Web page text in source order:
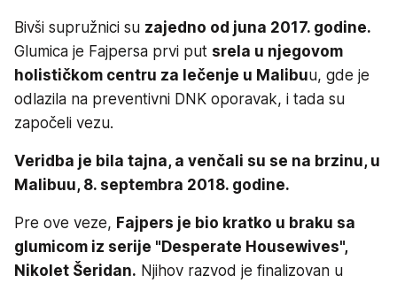
Bivši supružnici su zajedno od juna 2017. godine.
Glumica je Fajpersa prvi put srela u njegovom
holističkom centru za lečenje u Malibuu, gde je
odlazila na preventivni DNK oporavak, i tada su
započeli vezu.
Veridba je bila tajna, a venčali su se na brzinu, u
Malibuu, 8. septembra 2018. godine.
Pre ove veze, Fajpers je bio kratko u braku sa
glumicom iz serije "Desperate Housewives",
Nikolet Šeridan. Njihov razvod je finalizovan u